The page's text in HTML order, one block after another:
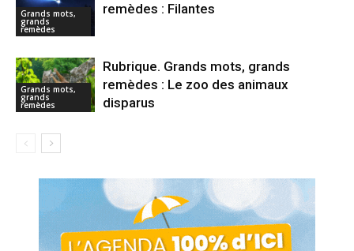
Grands mots,
grands
remèdes
remèdes : Filantes
Grands mots,
grands
remèdes
Rubrique. Grands mots, grands
remèdes : Le zoo des animaux
disparus